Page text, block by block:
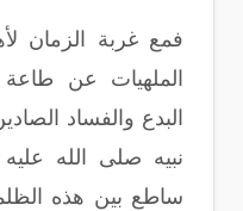
فمع غربة الزمان
الملهيات عن طاعة
البدع والفساد
نبيه صلى الله
ساطع بين هذه